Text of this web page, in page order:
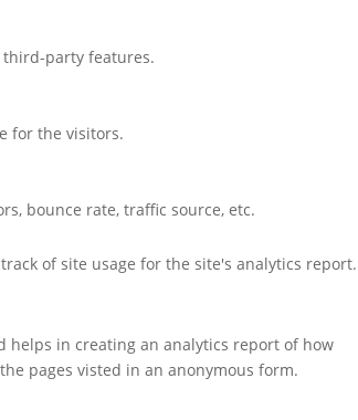
party features.
for the visitors.
bounce rate, traffic source, etc.
of site usage for the site's analytics report.
helps in creating an analytics report of how
pages visted in an anonymous form.